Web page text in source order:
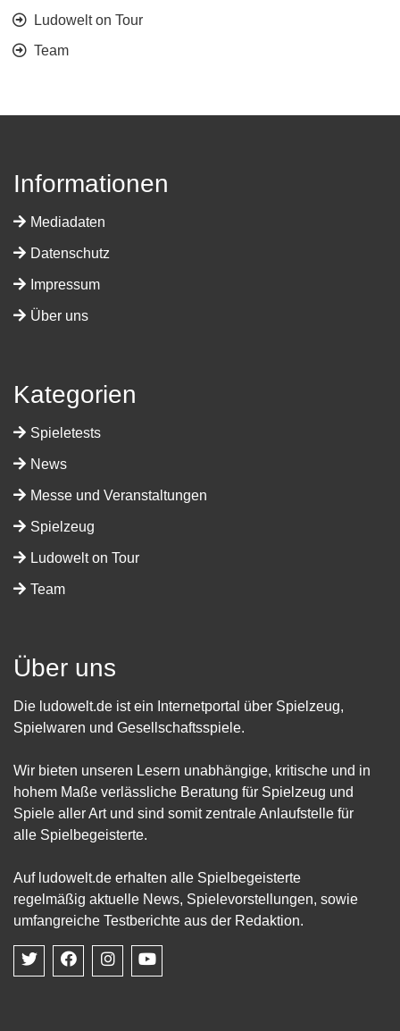
Ludowelt on Tour
Team
Informationen
Mediadaten
Datenschutz
Impressum
Über uns
Kategorien
Spieletests
News
Messe und Veranstaltungen
Spielzeug
Ludowelt on Tour
Team
Über uns
Die ludowelt.de ist ein Internetportal über Spielzeug,
Spielwaren und Gesellschaftsspiele.
Wir bieten unseren Lesern unabhängige, kritische und in
hohem Maße verlässliche Beratung für Spielzeug und
Spiele aller Art und sind somit zentrale Anlaufstelle für
alle Spielbegeisterte.
Auf ludowelt.de erhalten alle Spielbegeisterte
regelmäßig aktuelle News, Spielevorstellungen, sowie
umfangreiche Testberichte aus der Redaktion.